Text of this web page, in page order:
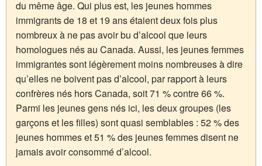
du même âge. Qui plus est, les jeunes hommes
immigrants de 18 et 19 ans étaient deux fois plus
nombreux à ne pas avoir bu d’alcool que leurs
homologues nés au Canada. Aussi, les jeunes femmes
immigrantes sont légèrement moins nombreuses à dire
qu’elles ne boivent pas d’alcool, par rapport à leurs
confrères nés hors Canada, soit 71 % contre 66 %.
Parmi les jeunes gens nés ici, les deux groupes (les
garçons et les filles) sont quasi semblables : 52 % des
jeunes hommes et 51 % des jeunes femmes disent ne
jamais avoir consommé d’alcool.